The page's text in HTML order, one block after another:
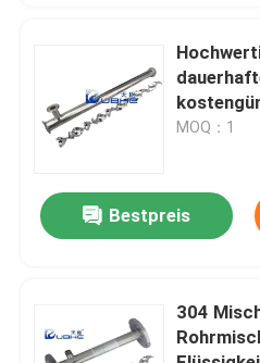
Qualitätskontrolle
Kontaktiere uns
Nachrichten
Fordern Sie ein Zitat
MOQ：1
Bestpreis
304